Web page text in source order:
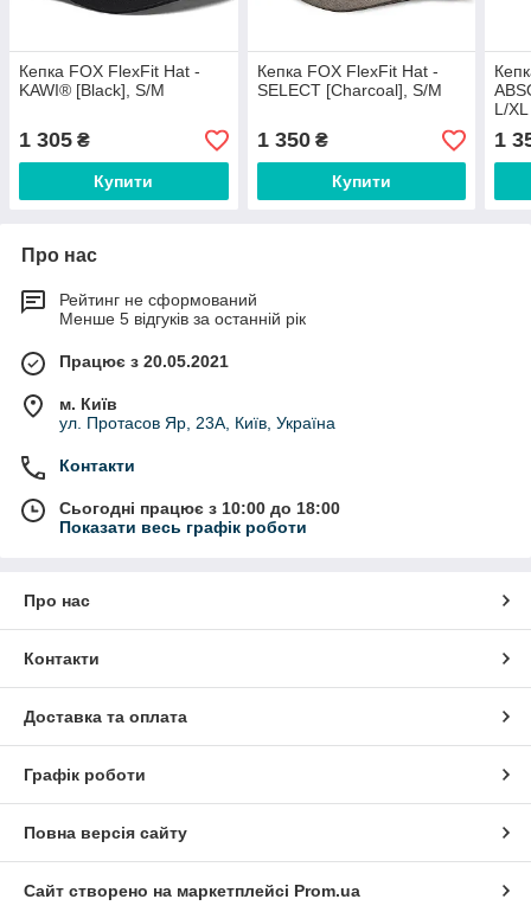
Кепка FOX FlexFit Hat -
KAWI® [Black], S/M
1 305 ₴
Купити
Кепка FOX FlexFit Hat -
SELECT [Charcoal], S/M
1 350₴
Купити
L/XL
1
Про нас
Рейтинг не сформований
Менше 5 відгуків за останній рік
Працює з 20.05.2021
м. Київ
ул. Протасов Яр, 23А, Київ, Україна
Контакти
Сьогодні працює з 10:00 до 18:00
Показати весь графік роботи
Про нас
Контакти
Доставка та оплата
Графік роботи
Повна версія сайту
Сайт створено на маркетплейсі Prom.ua